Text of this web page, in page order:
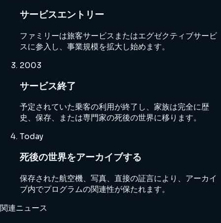
サービスエントリー
ファミリーは旅客サービスまたはエグゼクティブサービ
スに参入し、事業規模を拡大し始めます。
2003
サービス終了
予定されていた乗客の利用が終了し、家族は完全に歴
史、保存、または専門家の死後の世界に移ります。
Today
死後の世界をアーカイブする
保存された航空機、写真、直接の証言により、アーカイ
ブ内でプログラムの関連性が保たれます。
関連ニュース